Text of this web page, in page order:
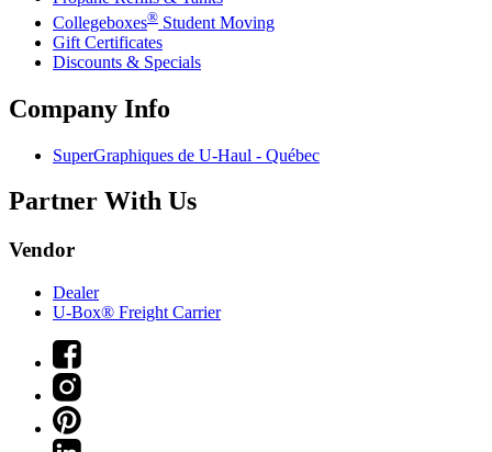
Collegeboxes® Student Moving
Gift Certificates
Discounts & Specials
Company Info
SuperGraphiques de U-Haul - Québec
Partner With Us
Vendor
Dealer
U-Box® Freight Carrier